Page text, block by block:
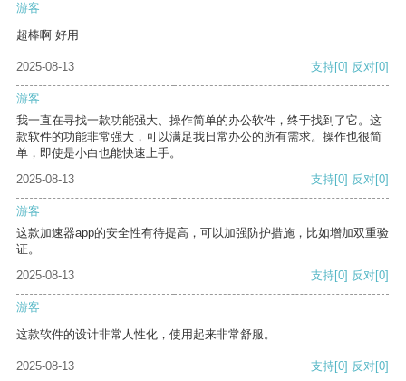
游客
超棒啊 好用
2025-08-13 支持[0] 反对[0]
游客
我一直在寻找一款功能强大、操作简单的办公软件，终于找到了它。这
款软件的功能非常强大，可以满足我日常办公的所有需求。操作也很简
单，即使是小白也能快速上手。
2025-08-13
支持[0] 反对[0]
游客
这款加速器app的安全性有待提高，可以加强防护措施，比如增加双重验
证。
2025-08-13
支持[0] 反对[0]
游客
这款软件的设计非常人性化，使用起来非常舒服。
2025-08-13 支持[0] 反对[0]